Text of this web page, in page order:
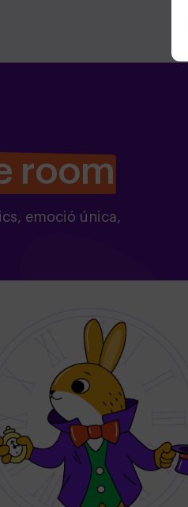
el año que viene
room
emoció única,